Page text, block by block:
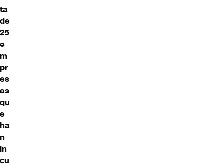
ta
de
25
e
m
pr
es
as
qu
e
ha
n
in
cu